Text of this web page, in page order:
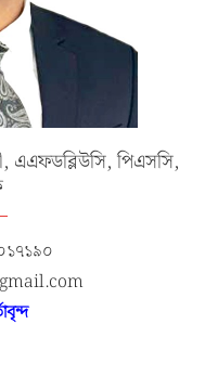
এএফডব্লিউসি, পিএসসি,